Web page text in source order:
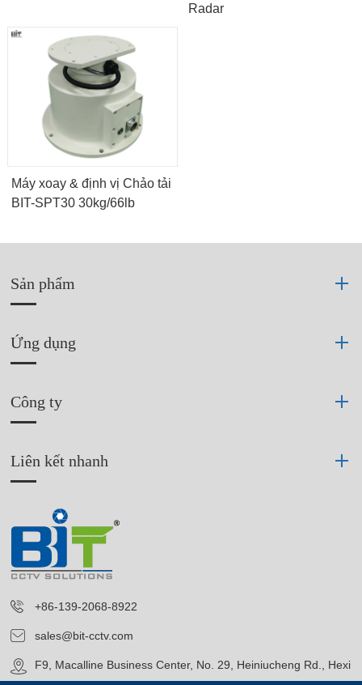
Radar
Máy xoay & định vị Chảo tải
BIT-SPT30 30kg/66lb
Sản phẩm
Ứng dụng
Công ty
Liên kết nhanh
+86-139-2068-8922
sales@bit-cctv.com
F9, Macalline Business Center, No. 29, Heiniucheng Rd., Hexi